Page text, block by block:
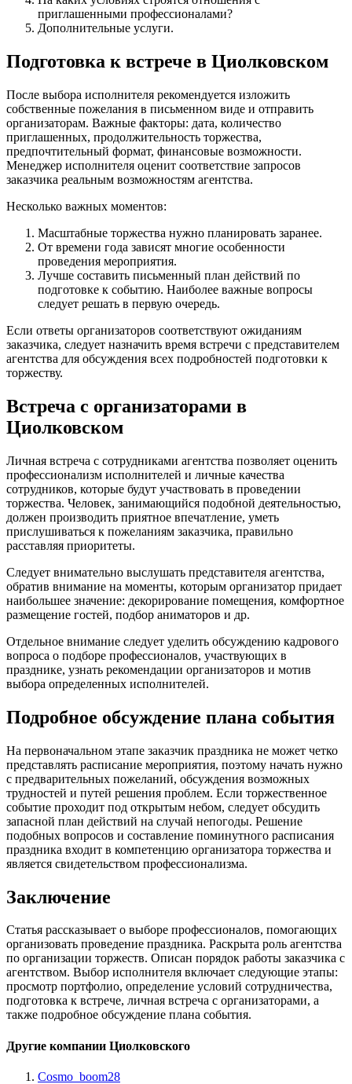
приглашенными профессионалами?
Дополнительные услуги.
Подготовка к встрече в Циолковском
После выбора исполнителя рекомендуется изложить
собственные пожелания в письменном виде и отправить
организаторам. Важные факторы: дата, количество
приглашенных, продолжительность торжества,
предпочтительный формат, финансовые возможности.
Менеджер исполнителя оценит соответствие запросов
заказчика реальным возможностям агентства.
Несколько важных моментов:
Масштабные торжества нужно планировать заранее.
От времени года зависят многие особенности
проведения мероприятия.
Лучше составить письменный план действий по
подготовке к событию. Наиболее важные вопросы
следует решать в первую очередь.
Если ответы организаторов соответствуют ожиданиям
заказчика, следует назначить время встречи с представителем
агентства для обсуждения всех подробностей подготовки к
торжеству.
Встреча с организаторами в
Циолковском
Личная встреча с сотрудниками агентства позволяет оценить
профессионализм исполнителей и личные качества
сотрудников, которые будут участвовать в проведении
торжества. Человек, занимающийся подобной деятельностью,
должен производить приятное впечатление, уметь
прислушиваться к пожеланиям заказчика, правильно
расставляя приоритеты.
Следует внимательно выслушать представителя агентства,
обратив внимание на моменты, которым организатор придает
наибольшее значение: декорирование помещения, комфортное
размещение гостей, подбор аниматоров и др.
Отдельное внимание следует уделить обсуждению кадрового
вопроса о подборе профессионалов, участвующих в
празднике, узнать рекомендации организаторов и мотив
выбора определенных исполнителей.
Подробное обсуждение плана события
На первоначальном этапе заказчик праздника не может четко
представлять расписание мероприятия, поэтому начать нужно
с предварительных пожеланий, обсуждения возможных
трудностей и путей решения проблем. Если торжественное
событие проходит под открытым небом, следует обсудить
запасной план действий на случай непогоды. Решение
подобных вопросов и составление поминутного расписания
праздника входит в компетенцию организатора торжества и
является свидетельством профессионализма.
Заключение
Статья рассказывает о выборе профессионалов, помогающих
организовать проведение праздника. Раскрыта роль агентства
по организации торжеств. Описан порядок работы заказчика с
агентством. Выбор исполнителя включает следующие этапы:
просмотр портфолио, определение условий сотрудничества,
подготовка к встрече, личная встреча с организаторами, а
также подробное обсуждение плана события.
Другие компании Циолковского
Cosmo_boom28